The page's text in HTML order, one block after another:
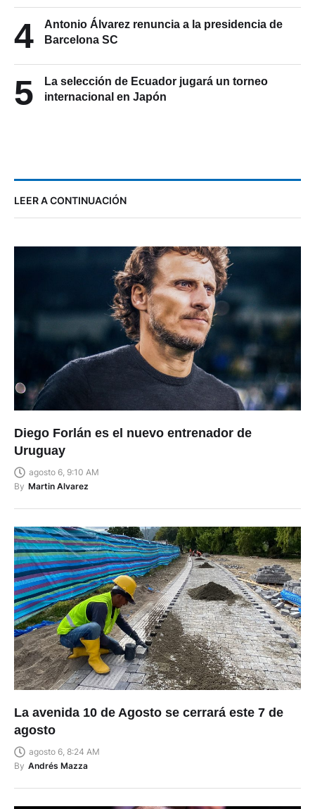
4
Antonio Álvarez renuncia a la presidencia de
Barcelona SC
5
La selección de Ecuador jugará un torneo
internacional en Japón
LEER A CONTINUACIÓN
Diego Forlán es el nuevo entrenador de
Uruguay
agosto 6, 9:10 AM
By Martin Alvarez
La avenida 10 de Agosto se cerrará este 7 de
agosto
agosto 6, 8:24 AM
By Andrés Mazza